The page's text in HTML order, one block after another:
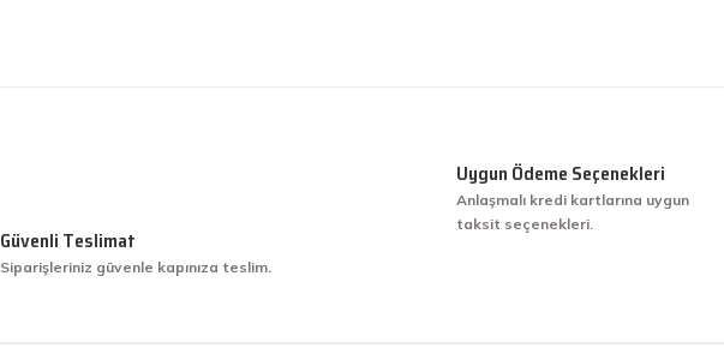
Güvenli Teslimat
Siparişleriniz güvenle kapınıza teslim.
Uygun Ödeme Seçenekleri
Anlaşmalı kredi kartlarına uygun
taksit seçenekleri.